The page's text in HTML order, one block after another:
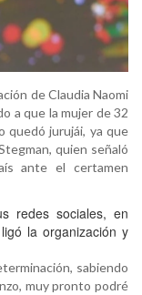
de Claudia Naomi
a que la mujer de 32
quedó jurujái, ya que
quien señaló
ante el certamen
redes sociales, en
la organización y
sabiendo
muy pronto podré